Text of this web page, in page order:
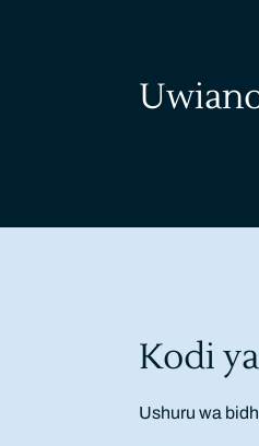
Kodi
Ushuru wa